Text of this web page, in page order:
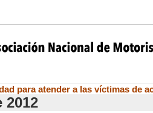
para atender a las víctimas de
2012